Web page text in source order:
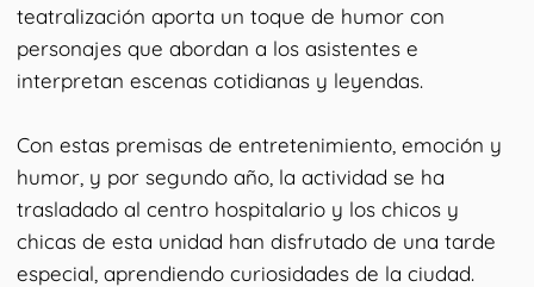
teatralización aporta un toque de humor con
personajes que abordan a los asistentes e
interpretan escenas cotidianas y leyendas.
Con estas premisas de entretenimiento, emoción y
humor, y por segundo año, la actividad se ha
trasladado al centro hospitalario y los chicos y
chicas de esta unidad han disfrutado de una tarde
especial, aprendiendo curiosidades de la ciudad.